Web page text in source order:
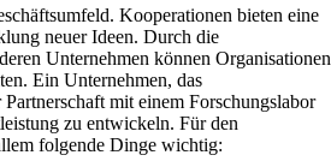
Kooperationen bieten eine
neuer Ideen. Durch die
Unternehmen können Organisationen
Ein Unternehmen, das
mit einem Forschungslabor
zu entwickeln. Für den
folgende Dinge wichtig: